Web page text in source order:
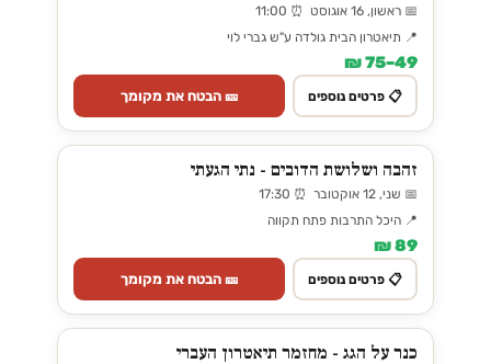
📅 ראשון, 16 אוגוסט ⏰ 11:00
📍 תיאטרון הבית גולדה ע"ש גברי לוי
49–75 ₪
📋 פרטים נוספים 🎫 הבטח את מקומך
זהבה ושלושת הדובים - נתי הגעתי
📅 שני, 12 אוקטובר ⏰ 17:30
📍 היכל התרבות פתח תקווה
89 ₪
📋 פרטים נוספים 🎫 הבטח את מקומך
כנר על הגג - מחזמר תיאטרון העברי